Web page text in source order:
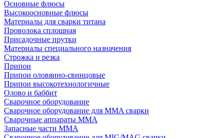
Основные флюсы
Высокоосновные флюсы
Материалы для сварки титана
Проволока сплошная
Присадочные прутки
Материалы специального назначения
Строжка и резка
Припои
Припои оловянно-свинцовые
Припои высокотехнологичные
Олово и баббит
Сварочное оборудование
Сварочное оборудование для MMA сварки
Сварочные аппараты MMA
Запасные части MMA